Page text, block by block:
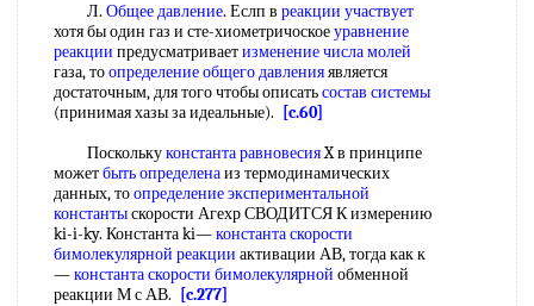
Л. Общее давление. Еслп в реакции участвует
хотя бы один газ и сте-хиометричоскоеуравнение
реакции предусматриваетизменение числа молей
газа, тоопределение общего давленияявляется
достаточным, для того чтобы описатьсостав системы
(принимая хазы за идеальные).
[c.60]
Посколькуконстанта равновесияX в принципе
можетбыть определенаиз термодинамических
данных, тоопределение экспериментальной
константыскорости Агехр СВОДИТСЯ К измерению
ki-i-ky. Константа ki—константа скорости
бимолекулярной реакции активации АВ, тогда как к
—константа скорости бимолекулярной обменной
реакции М с АВ.
[c.277]